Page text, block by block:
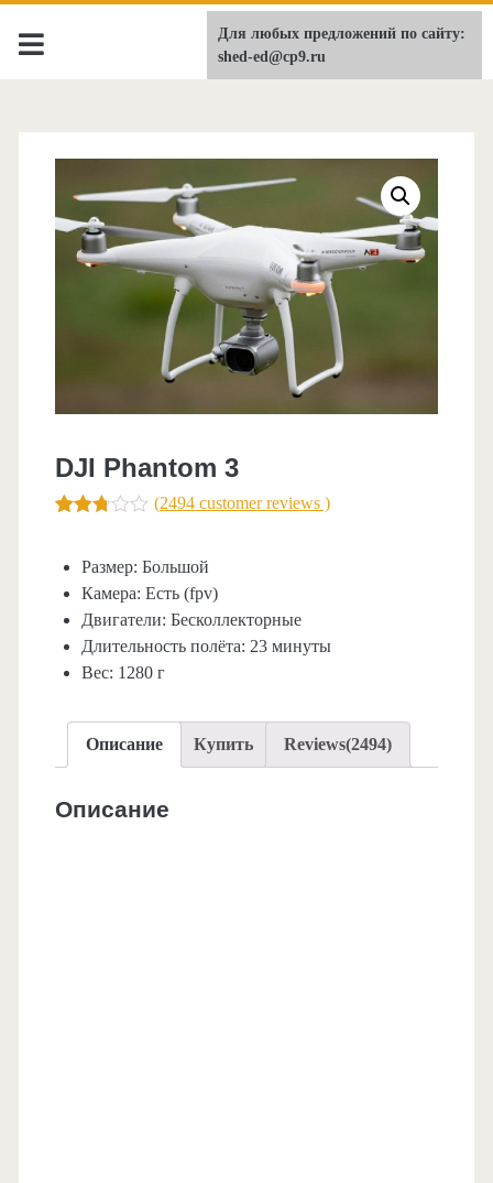
shed-ed.ru
DJI Phantom 3
based
custo
mer
rating
s
(2494 customer reviews )
Размер: Большой
Камера: Есть (fpv)
Двигатели: Бесколлекторные
Длительность полёта: 23 минуты
Вес: 1280 г
Описание Купить Reviews(2494)
Описание
Для любых предложений по сайту:
shed-ed@cp9.ru